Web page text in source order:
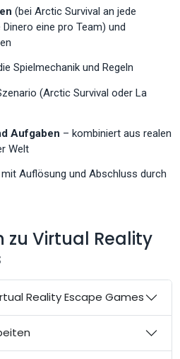
(bei Arctic Survival an jede
eine pro Team) und
Spielmechanik und Regeln
(Arctic Survival oder La
Aufgaben – kombiniert aus realen
Welt
mit Auflösung und Abschluss durch
zu Virtual Reality
Reality Escape Games